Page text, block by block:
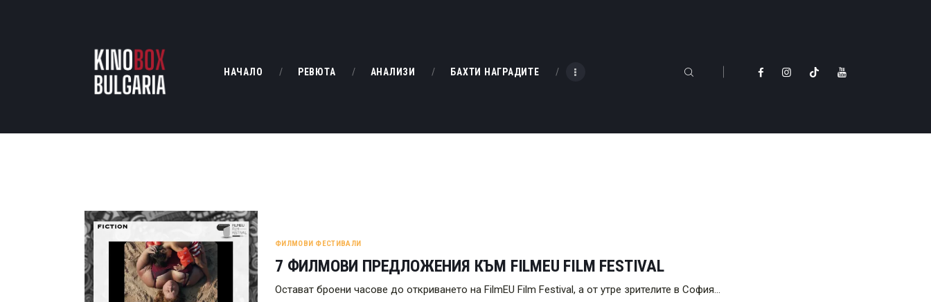
НАЧАЛО РЕВЮТА АНАЛИЗИ БАХТИ НАГРАДИТЕ
РЕВЮТА
БАХТИ НАГРАДИТЕ
ФИЛМОВИ ФЕСТИВАЛИ
7 ФИЛМОВИ ПРЕДЛОЖЕНИЯ КЪМ FILMEU FILM FESTIVAL
Остават броени часове до откриването на FilmEU Film Festival, а от утре зрителите в София…